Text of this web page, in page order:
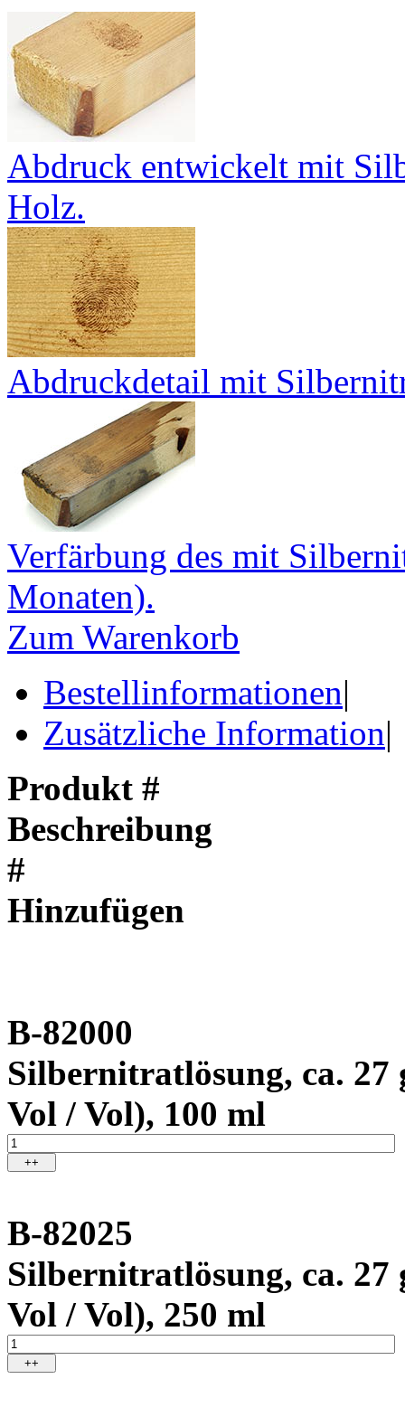
Abdruck entwickelt mit
Holz.
Abdruckdetail mit
Verfärbung des mit
Monaten).
Zum Warenkorb
Bestellinformationen|
Zusätzliche Information|
Produkt #
Beschreibung
#
Hinzufügen
B-82000
Silbernitratlösung, ca. 27
Vol / Vol), 100 ml
++
B-82025
Silbernitratlösung, ca. 27
Vol / Vol), 250 ml
++